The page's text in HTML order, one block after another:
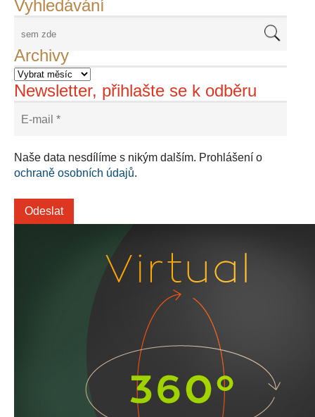
Vyhledávání
Archivy
Newsletter, přihlašte se k odběru
Naše data nesdílíme s nikým dalším. Prohlášení o
ochraně osobních údajů.